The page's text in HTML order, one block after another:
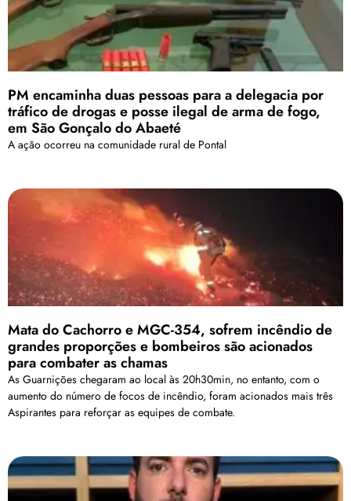
PM encaminha duas pessoas para a delegacia por
tráfico de drogas e posse ilegal de arma de fogo,
em São Gonçalo do Abaeté
A ação ocorreu na comunidade rural de Pontal
Mata do Cachorro e MGC-354, sofrem incêndio de
grandes proporções e bombeiros são acionados
para combater as chamas
As Guarnições chegaram ao local às 20h30min, no entanto, com o
aumento do número de focos de incêndio, foram acionados mais três
Aspirantes para reforçar as equipes de combate.